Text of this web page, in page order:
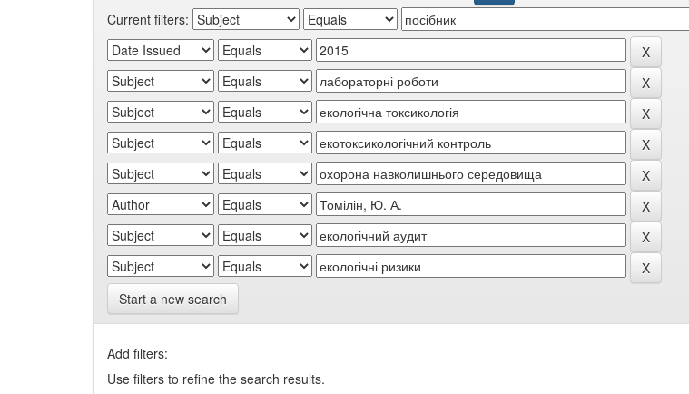
Current filters:
Start a new search
Add filters:
Use filters to refine the search results.